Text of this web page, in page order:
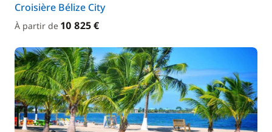
Croisière Bélize City
À partir de 10 825 €